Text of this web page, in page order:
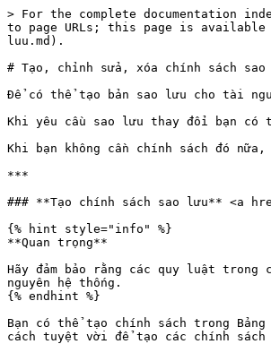
> For the complete documentation
to page URLs; this page is available
luu.md).
# Tạo, chỉnh sửa, xóa chính sách sao
Để có thể tạo bản sao lưu cho tài
Khi yêu cầu sao lưu thay đổi bạn
Khi bạn không cần chính sách đó
***
### **Tạo chính sách sao lưu** <a
{% hint style="info" %}
**Quan trọng**
Hãy đảm bảo rằng các quy luật
nguyên hệ thống.
{% endhint %}
Bạn có thể tạo chính sách trong
cách tuyệt vời để tạo các chính sách